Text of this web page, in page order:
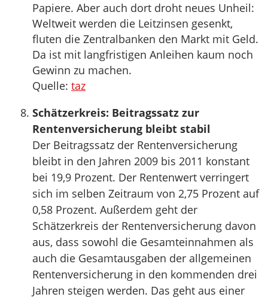
Papiere. Aber auch dort droht neues Unheil:
Weltweit werden die Leitzinsen gesenkt,
fluten die Zentralbanken den Markt mit Geld.
Da ist mit langfristigen Anleihen kaum noch
Gewinn zu machen.
Quelle: taz
Schätzerkreis: Beitragssatz zur
Rentenversicherung bleibt stabil
Der Beitragssatz der Rentenversicherung
bleibt in den Jahren 2009 bis 2011 konstant
bei 19,9 Prozent. Der Rentenwert verringert
sich im selben Zeitraum von 2,75 Prozent auf
0,58 Prozent. Außerdem geht der
Schätzerkreis der Rentenversicherung davon
aus, dass sowohl die Gesamteinnahmen als
auch die Gesamtausgaben der allgemeinen
Rentenversicherung in den kommenden drei
Jahren steigen werden. Das geht aus einer